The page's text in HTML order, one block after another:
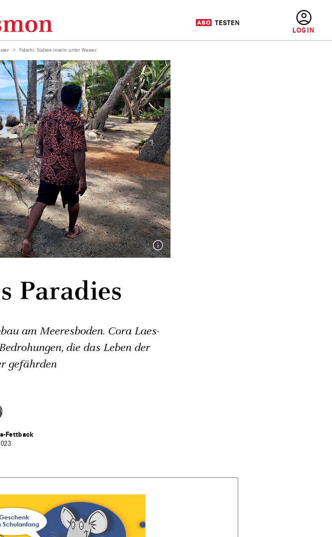
Fidschi: Südsee-Inseln unter Wasser
Paradies
am Meeresboden. Cora Laes-
die das Leben der
gefährden
Fettback